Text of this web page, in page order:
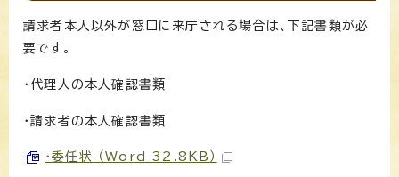
請求者本人以外が窓口に来庁される場合は、下記書類が必
要です。
・代理人の本人確認書類
・請求者の本人確認書類
・委任状 （Word 32.8KB）